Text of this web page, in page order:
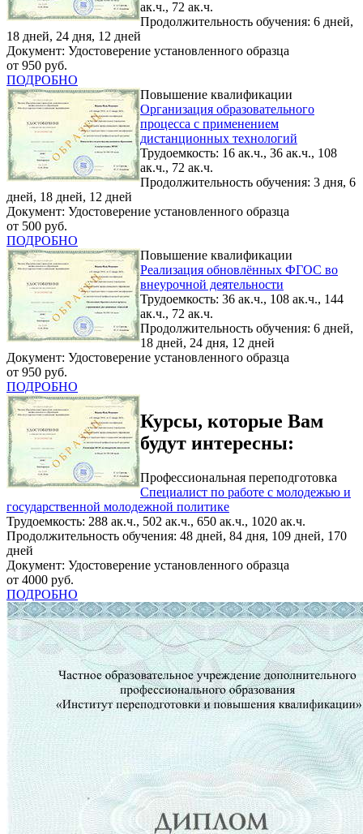
ак.ч., 72 ак.ч.
Продолжительность обучения: 6 дней,
18 дней, 24 дня, 12 дней
Документ: Удостоверение установленного образца
от 950 руб.
ПОДРОБНО
Повышение квалификации
Организация образовательного
процесса с применением
дистанционных технологий
Трудоемкость: 16 ак.ч., 36 ак.ч., 108
ак.ч., 72 ак.ч.
Продолжительность обучения: 3 дня, 6
дней, 18 дней, 12 дней
Документ: Удостоверение установленного образца
от 500 руб.
ПОДРОБНО
Повышение квалификации
Реализация обновлённых ФГОС во
внеурочной деятельности
Трудоемкость: 36 ак.ч., 108 ак.ч., 144
ак.ч., 72 ак.ч.
Продолжительность обучения: 6 дней,
18 дней, 24 дня, 12 дней
Документ: Удостоверение установленного образца
от 950 руб.
ПОДРОБНО
Курсы, которые Вам
будут интересны:
Профессиональная переподготовка
Специалист по работе с молодежью и
государственной молодежной политике
Трудоемкость: 288 ак.ч., 502 ак.ч., 650 ак.ч., 1020 ак.ч.
Продолжительность обучения: 48 дней, 84 дня, 109 дней, 170
дней
Документ: Удостоверение установленного образца
от 4000 руб.
ПОДРОБНО